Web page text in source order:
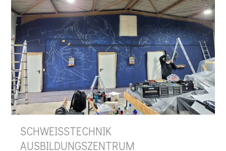
SCHWEISSTECHNIK
AUSBILDUNGSZENTRUM